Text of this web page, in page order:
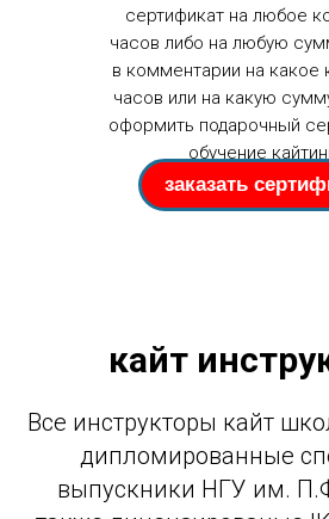
сертификат на любое
часов либо на любую
в комментарии на какое
часов или на какую
оформить подарочный
обучение
заказать
кайт
Все инструкторы кайт
дипломированные
выпускники НГУ им.